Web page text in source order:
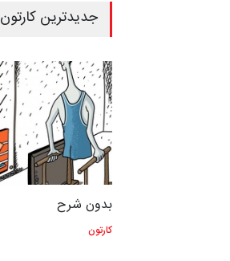
جدیدترین کارتون
بدون شرح
کارتون